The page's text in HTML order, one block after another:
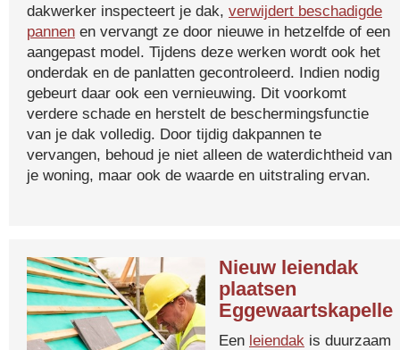
dakwerker inspecteert je dak, verwijdert beschadigde
pannen en vervangt ze door nieuwe in hetzelfde of een
aangepast model. Tijdens deze werken wordt ook het
onderdak en de panlatten gecontroleerd. Indien nodig
gebeurt daar ook een vernieuwing. Dit voorkomt
verdere schade en herstelt de beschermingsfunctie
van je dak volledig. Door tijdig dakpannen te
vervangen, behoud je niet alleen de waterdichtheid van
je woning, maar ook de waarde en uitstraling ervan.
Nieuw leiendak
plaatsen
Eggewaartskapelle
Een leiendak is duurzaam